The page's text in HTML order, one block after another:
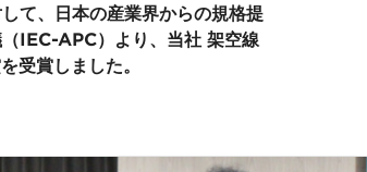
て、日本の産業界からの規格提
IEC-APC）より、当社 架空線
受賞しました。